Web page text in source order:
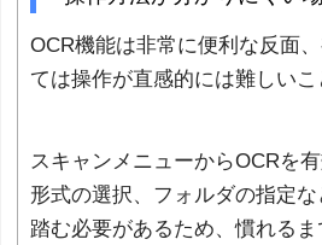
OCR機能は非常に便利な反面
ては操作が直感的には難しいこ
スキャンメニューからOCRを
形式の選択、フォルダの指定
踏む必要があるため、慣れる